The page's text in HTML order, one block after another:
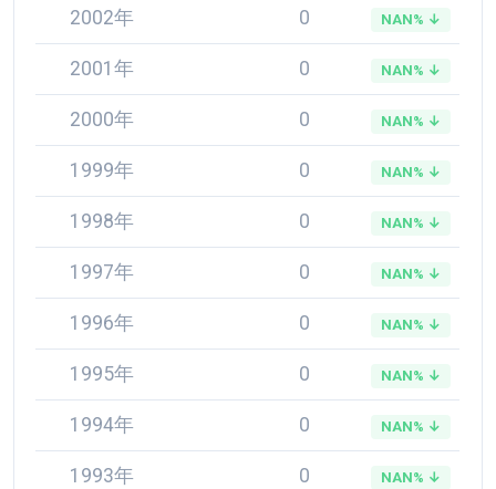
2002年 0 NAN% ↓
2001年 0 NAN% ↓
2000年 0 NAN% ↓
1999年 0 NAN% ↓
1998年 0 NAN% ↓
1997年 0 NAN% ↓
1996年 0 NAN% ↓
1995年 0 NAN% ↓
1994年 0 NAN% ↓
1993年 0 NAN% ↓